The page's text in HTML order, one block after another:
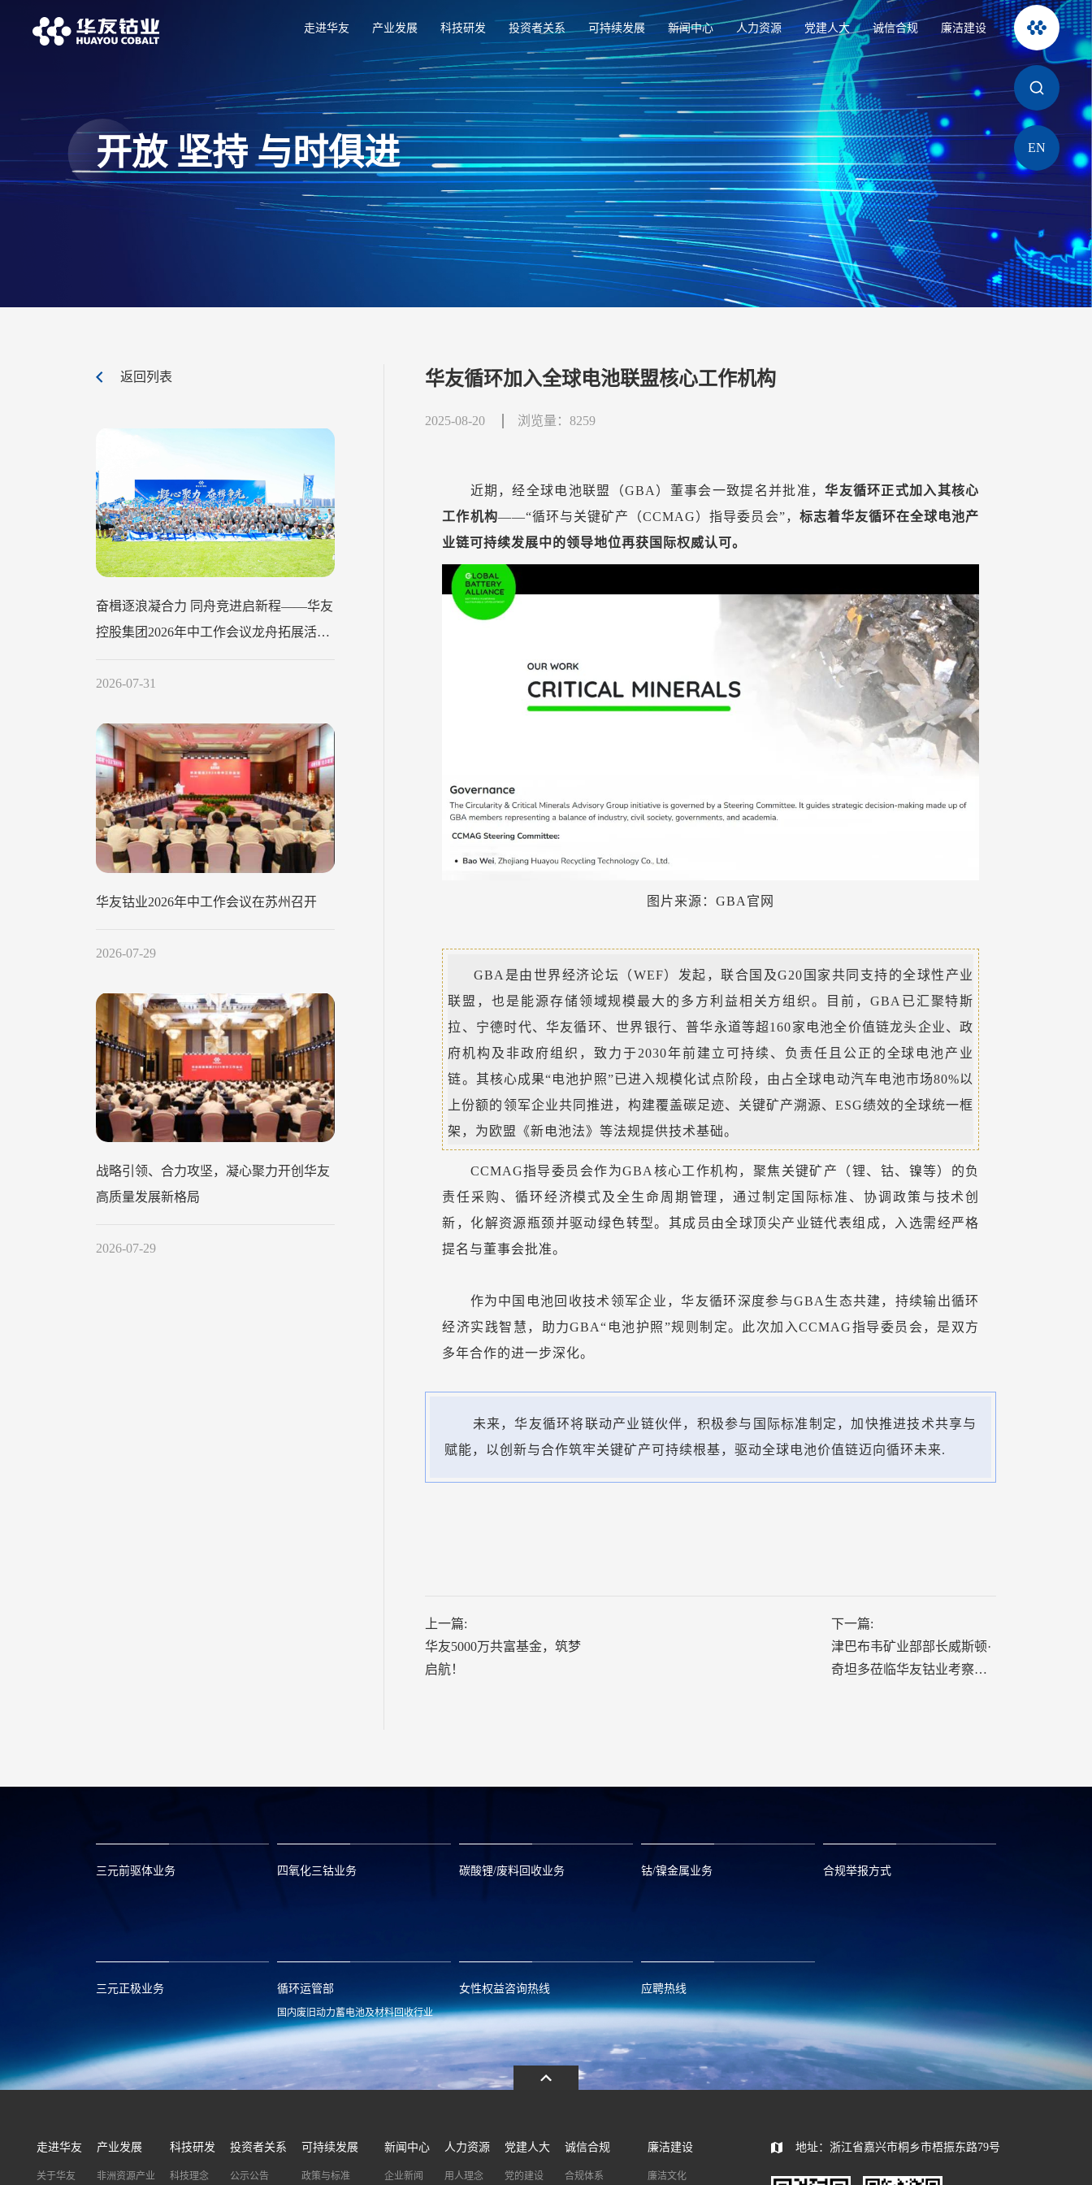
走进华友 产业发展 科技研发 投资者关系 可持续发展 新闻中心 人力资源 党建人大 诚信合规 廉洁建设
EN
开放 坚持 与时俱进
返回列表
奋楫逐浪凝合力 同舟竞进启新程——华友
控股集团2026年中工作会议龙舟拓展活动
2026-07-31
华友钴业2026年中工作会议在苏州召开
2026-07-29
战略引领、合力攻坚，凝心聚力开创华友
高质量发展新格局
2026-07-29
华友循环加入全球电池联盟核心工作机构
2025-08-20 浏览量：8259
近期，经全球电池联盟（GBA）董事会一致提名并批准，华友循环正式加入其核心
工作机构——“循环与关键矿产（CCMAG）指导委员会”， 标志着华友循环在全球电池产
业链可持续发展中的领导地位再获国际权威认可。
图片来源：GBA官网
GBA是由世界经济论坛（WEF）发起，联合国及G20国家共同支持的全球性产业
联盟，也是能源存储领域规模最大的多方利益相关方组织。目前，GBA已汇聚特斯
拉、宁德时代、华友循环、世界银行、普华永道等超160家电池全价值链龙头企业、政
府机构及非政府组织，致力于2030年前建立可持续、负责任且公正的全球电池产业
链。其核心成果“电池护照”已进入规模化试点阶段，由占全球电动汽车电池市场80%以
上份额的领军企业共同推进，构建覆盖碳足迹、关键矿产溯源、ESG绩效的全球统一框
架，为欧盟《新电池法》等法规提供技术基础。
CCMAG指导委员会作为GBA核心工作机构，聚焦关键矿产（锂、钴、镍等）的负
责任采购、循环经济模式及全生命周期管理，通过制定国际标准、协调政策与技术创
新，化解资源瓶颈并驱动绿色转型。其成员由全球顶尖产业链代表组成，入选需经严格
提名与董事会批准。
作为中国电池回收技术领军企业，华友循环深度参与GBA生态共建，持续输出循环
经济实践智慧，助力GBA“电池护照”规则制定。此次加入CCMAG指导委员会，是双方
多年合作的进一步深化。
未来，华友循环将联动产业链伙伴，积极参与国际标准制定，加快推进技术共享与
赋能，以创新与合作筑牢关键矿产可持续根基，驱动全球电池价值链迈向循环未来.
上一篇:
华友5000万共富基金，筑梦
启航！
下一篇:
津巴布韦矿业部部长威斯顿·
奇坦多莅临华友钴业考察交
三元前驱体业务 四氧化三钴业务 碳酸锂/废料回收业务 钴/镍金属业务 合规举报方式
三元正极业务 循环运管部
国内废旧动力蓄电池及材料回收行业
hyxh@huayou.com
女性权益咨询热线
13486326037
应聘热线
0086-0573-88585392
走进华友
关于华友
产业发展
非洲资源产业
科技研发
科技理念
投资者关系
公示公告
可持续发展
政策与标准
新闻中心
企业新闻
人力资源
用人理念
党建人大
党的建设
诚信合规
合规体系
廉洁建设
廉洁文化
地址：浙江省嘉兴市桐乡市梧振东路79号